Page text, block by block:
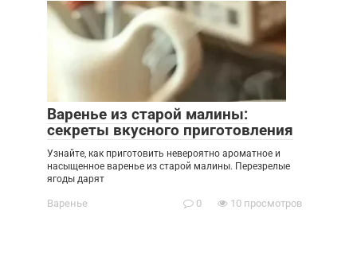
Варенье из старой малины:
секреты вкусного приготовления
Узнайте, как приготовить невероятно ароматное и
насыщенное варенье из старой малины. Перезрелые
ягоды дарят
Варенье 0 10 просмотров